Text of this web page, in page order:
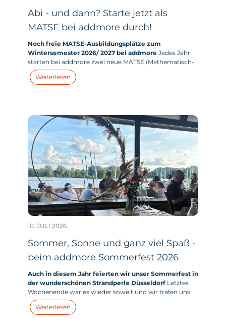
Abi - und dann? Starte jetzt als
MATSE bei addmore durch!
Noch freie MATSE-Ausbildungsplätze zum
Wintersemester 2026/ 2027 bei addmoreJedes Jahr
starten bei addmore zwei neue MATSE (Mathematisch-
technischer-Softwareentwickler:in) in ihr duales
Studium. Und dieses Jahr haben wir zum
Weiterlesen
10. JULI 2026
Sommer, Sonne und ganz viel Spaß -
beim addmore Sommerfest 2026
Auch in diesem Jahr feierten wir unser Sommerfest in
der wunderschönen Strandperle DüsseldorfLetztes
Wochenende war es wieder soweit und wir trafen uns
mit allen addmores - und zahlreichen addmore Kids -
zum großen addmore Sommerfest in der Strandperle
Weiterlesen